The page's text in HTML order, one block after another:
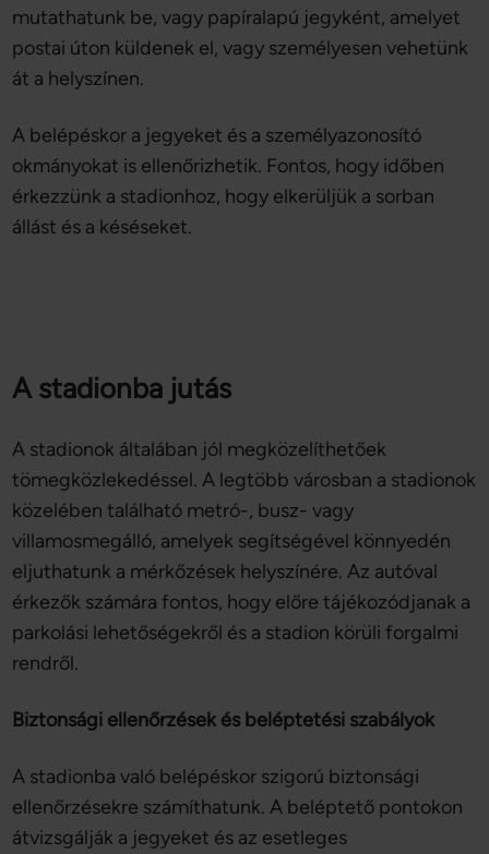
mutathatunk be, vagy papíralapú jegyként, amelyet
postai úton küldenek el, vagy személyesen vehetünk
át a helyszínen.
A belépéskor a jegyeket és a személyazonosító
okmányokat is ellenőrizhetik. Fontos, hogy időben
érkezzünk a stadionhoz, hogy elkerüljük a sorban
állást és a késéseket.
A stadionba jutás
A stadionok általában jól megközelíthetőek
tömegközlekedéssel. A legtöbb városban a stadionok
közelében található metró-, busz- vagy
villamosmegálló, amelyek segítségével könnyedén
eljuthatunk a mérkőzések helyszínére. Az autóval
érkezők számára fontos, hogy előre tájékozódjanak a
parkolási lehetőségekről és a stadion körüli forgalmi
rendről.
Biztonsági ellenőrzések és beléptetési szabályok
A stadionba való belépéskor szigorú biztonsági
ellenőrzésekre számíthatunk. A beléptető pontokon
átvizsgálják a jegyeket és az esetleges